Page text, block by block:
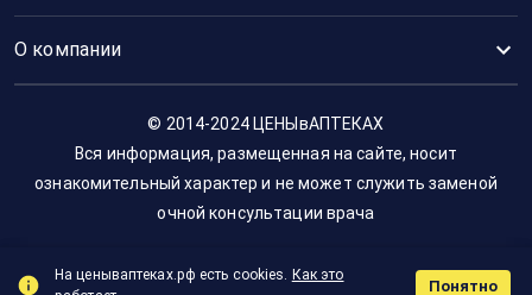
О компании
© 2014-2024 ЦЕНЫвАПТЕКАХ
Вся информация, размещенная на сайте, носит
ознакомительный характер и не может служить заменой
очной консультации врача
На ценываптеках.рф есть cookies. Как это
Понятно